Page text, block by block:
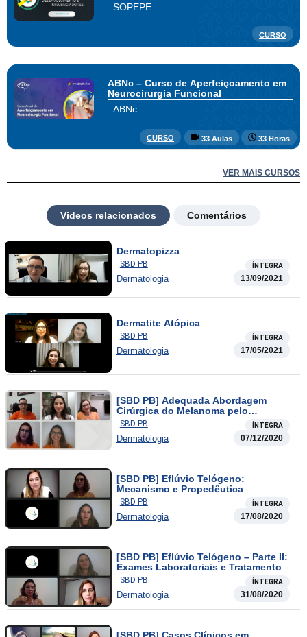
SOPEPE
CURSO
ABNc – Curso de Aperfeiçoamento em
Neurocirurgia Funcional
ABNc
CURSO 33 Aulas 33 Horas
VER MAIS CURSOS
Videos relacionados Comentários
Dermatopizza
SBD PB ÍNTEGRA
Dermatologia 13/09/2021
Dermatite Atópica
SBD PB ÍNTEGRA
Dermatologia 17/05/2021
[SBD PB] Adequada Abordagem
Cirúrgica do Melanoma pelo
Dermatologista
SBD PB ÍNTEGRA
Dermatologia 07/12/2020
[SBD PB] Eflúvio Telógeno:
Mecanismo e Propedêutica
SBD PB ÍNTEGRA
Dermatologia 17/08/2020
[SBD PB] Eflúvio Telógeno – Parte II:
Exames Laboratoriais e Tratamento
SBD PB ÍNTEGRA
Dermatologia 31/08/2020
[SBD PB] Casos Clínicos em